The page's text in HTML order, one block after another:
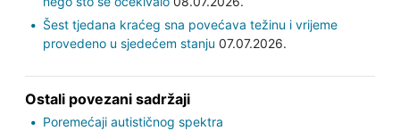
Šest tjedana kraćeg sna povećava težinu i vrijeme
provedeno u sjedećem stanju 07.07.2026.
Ostali povezani sadržaji
Poremećaji autističnog spektra